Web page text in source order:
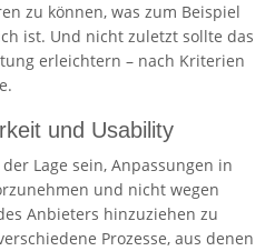
zu können, was zum Beispiel
ist. Und nicht zuletzt sollte das
erleichtern – nach Kriterien
und Usability
Lage sein, Anpassungen in
und nicht wegen
Anbieters hinzuziehen zu
Prozesse, aus denen